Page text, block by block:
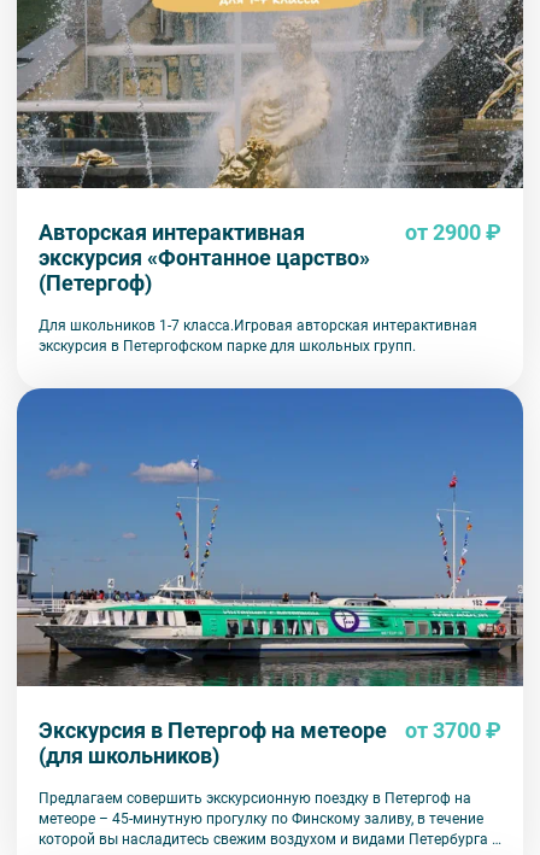
Авторская интерактивная
экскурсия «Фонтанное царство»
(Петергоф)
от 2900 ₽
Для школьников 1-7 класса.Игровая авторская интерактивная
экскурсия в Петергофском парке для школьных групп.
Экскурсия в Петергоф на метеоре
(для школьников)
от 3700 ₽
Предлагаем совершить экскурсионную поездку в Петергоф на
метеоре – 45-минутную прогулку по Финскому заливу, в течение
которой вы насладитесь свежим воздухом и видами Петербурга с